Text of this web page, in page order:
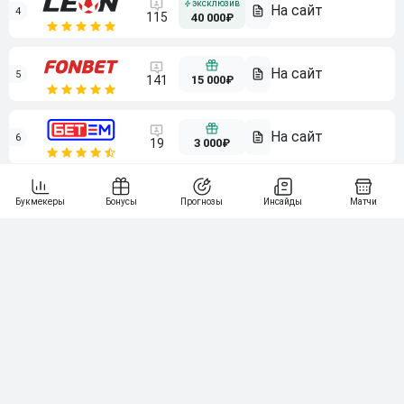
4 115 40 000₽
5 141 15 000₽
6 19 3 000₽
7 10 000₽